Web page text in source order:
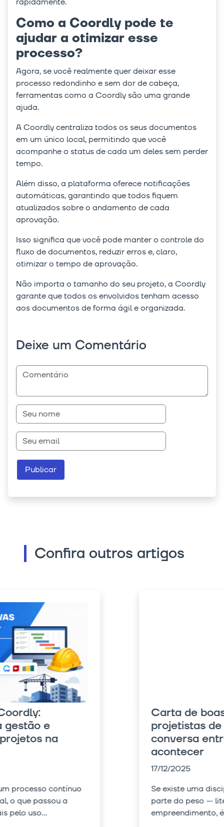
Como a Coordly pode te
ajudar a otimizar esse
processo?
Agora, se você realmente quer deixar esse
processo redondinho e sem dor de cabeça,
ferramentas como a Coordly são uma grande
ajuda.
A Coordly centraliza todos os seus documentos
em um único local, permitindo que você
acompanhe o status de cada um deles sem perder
tempo.
Além disso, a plataforma oferece notificações
automáticas, garantindo que todos fiquem
atualizados sobre o andamento de cada
aprovação.
Isso significa que você pode manter o controle do
fluxo de documentos, reduzir erros e, claro,
otimizar o tempo de aprovação.
Não importa o tamanho do seu projeto, a Coordly
garante que todos os envolvidos tenham acesso
aos documentos de forma ágil e organizada.
Deixe um Comentário
Confira outros artigos
Carta de boas práticas aos
projetistas de estruturas: uma
conversa entre quem faz o BIM
Se existe uma disciplina que carrega boa
parte do peso — literalmente — de um
empreendimento, é a de estruturas. ...